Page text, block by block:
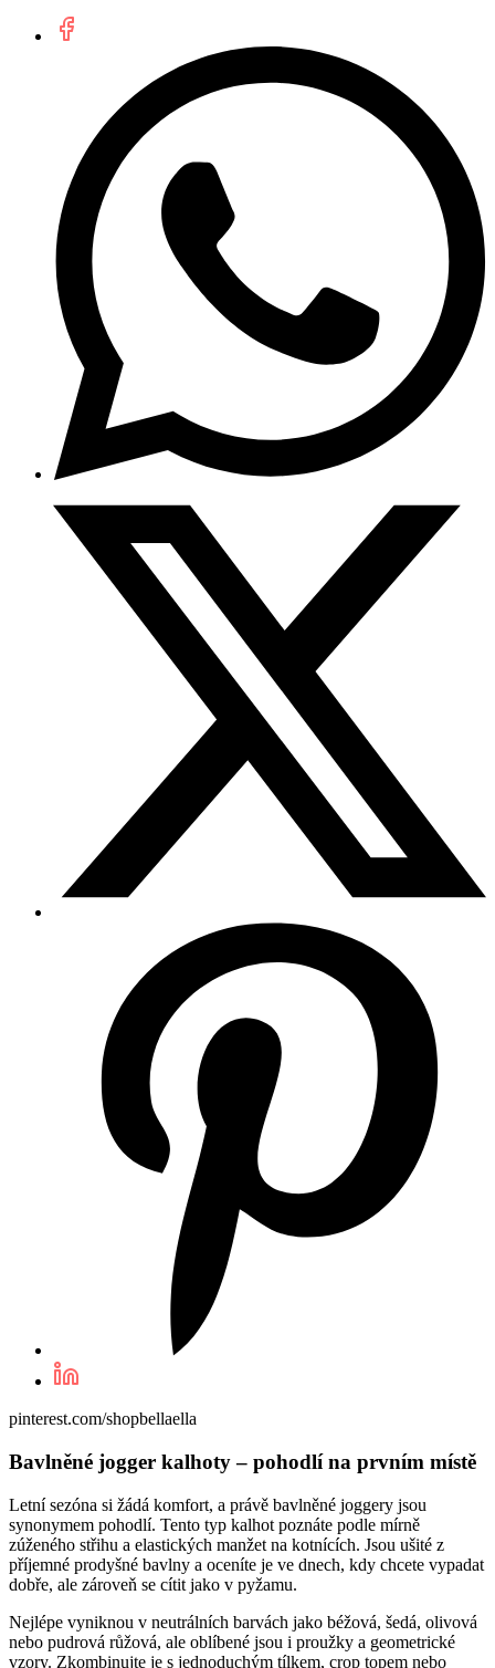
pinterest.com/shopbellaella
Bavlněné jogger kalhoty – pohodlí na prvním místě
Letní sezóna si žádá komfort, a právě bavlněné joggery jsou
synonymem pohodlí. Tento typ kalhot poznáte podle mírně
zúženého střihu a elastických manžet na kotnících. Jsou ušité z
příjemné prodyšné bavlny a oceníte je ve dnech, kdy chcete vypadat
dobře, ale zároveň se cítit jako v pyžamu.
Nejlépe vyniknou v neutrálních barvách jako béžová, šedá, olivová
nebo pudrová růžová, ale oblíbené jsou i proužky a geometrické
vzory. Zkombinujte je s jednoduchým tílkem, crop topem nebo